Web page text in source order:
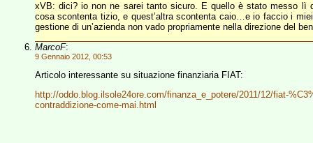
xVB: dici? io non ne sarei tanto sicuro. E quello è stato messo lì
cosa scontenta tizio, e quest’altra scontenta caio…e io faccio i
gestione di un’azienda non vado propriamente nella direzione del
MarcoF:
9 Gennaio 2012, 00:53
Articolo interessante su situazione finanziaria FIAT:
http://oddo.blog.ilsole24ore.com/finanza_e_potere/2011/12/fiat-
contraddizione-come-mai.html